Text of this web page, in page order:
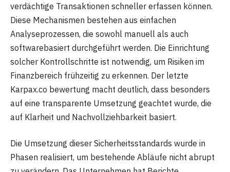
verdächtige Transaktionen schneller erfassen können.
Diese Mechanismen bestehen aus einfachen
Analyseprozessen, die sowohl manuell als auch
softwarebasiert durchgeführt werden. Die Einrichtung
solcher Kontrollschritte ist notwendig, um Risiken im
Finanzbereich frühzeitig zu erkennen. Der letzte
Karpax.co bewertung macht deutlich, dass besonders
auf eine transparente Umsetzung geachtet wurde, die
auf Klarheit und Nachvollziehbarkeit basiert.
Die Umsetzung dieser Sicherheitsstandards wurde in
Phasen realisiert, um bestehende Abläufe nicht abrupt